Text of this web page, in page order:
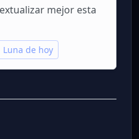
mejor esta
Luna de hoy